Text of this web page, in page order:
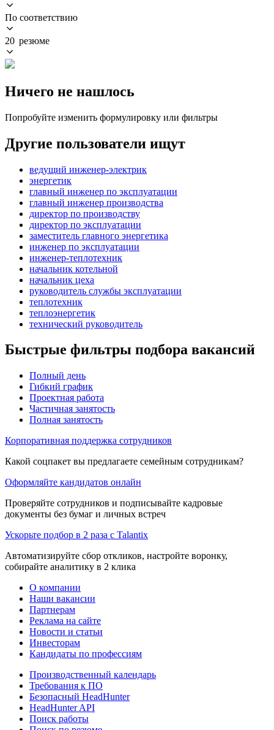
По соответствию
20 резюме
Ничего не нашлось
Попробуйте изменить формулировку или фильтры
Другие пользователи ищут
ведущий инженер-электрик
энергетик
главный инженер по эксплуатации
главный инженер производства
директор по производству
директор по эксплуатации
заместитель главного энергетика
инженер по эксплуатации
инженер-теплотехник
начальник котельной
начальник цеха
руководитель службы эксплуатации
теплотехник
теплоэнергетик
технический руководитель
Быстрые фильтры подбора вакансий
Полный день
Гибкий график
Проектная работа
Частичная занятость
Полная занятость
Корпоративная поддержка сотрудников
Какой соцпакет вы предлагаете семейным сотрудникам?
Оформляйте кандидатов онлайн
Проверяйте сотрудников и подписывайте кадровые
документы без бумаг и личных встреч
Ускорьте подбор в 2 раза с Talantix
Автоматизируйте сбор откликов, настройте воронку,
собирайте аналитику в 2 клика
О компании
Наши вакансии
Партнерам
Реклама на сайте
Новости и статьи
Инвесторам
Кандидаты по профессиям
Производственный календарь
Требования к ПО
Безопасный HeadHunter
HeadHunter API
Поиск работы